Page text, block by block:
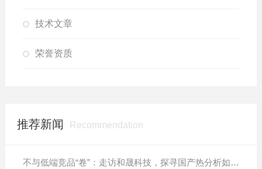
技术文章
荣誉资质
推荐新闻 Recommendation
不与低端竞品“卷”：走访和晟科技，探寻国产热分析如何行稳致远